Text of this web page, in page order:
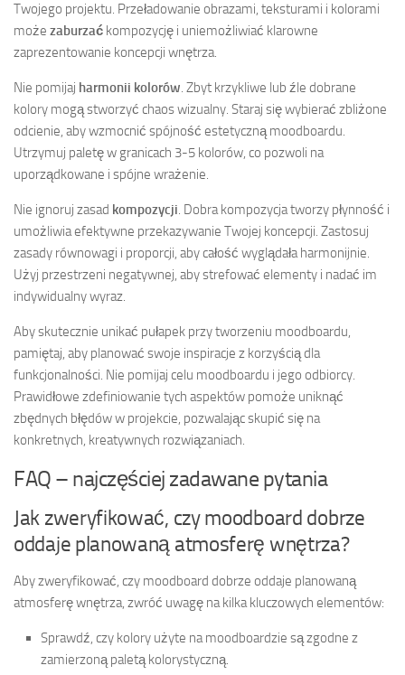
Twojego projektu. Przeładowanie obrazami, teksturami i kolorami
może zaburzać kompozycję i uniemożliwiać klarowne
zaprezentowanie koncepcji wnętrza.
Nie pomijaj harmonii kolorów. Zbyt krzykliwe lub źle dobrane
kolory mogą stworzyć chaos wizualny. Staraj się wybierać zbliżone
odcienie, aby wzmocnić spójność estetyczną moodboardu.
Utrzymuj paletę w granicach 3-5 kolorów, co pozwoli na
uporządkowane i spójne wrażenie.
Nie ignoruj zasad kompozycji. Dobra kompozycja tworzy płynność i
umożliwia efektywne przekazywanie Twojej koncepcji. Zastosuj
zasady równowagi i proporcji, aby całość wyglądała harmonijnie.
Użyj przestrzeni negatywnej, aby strefować elementy i nadać im
indywidualny wyraz.
Aby skutecznie unikać pułapek przy tworzeniu moodboardu,
pamiętaj, aby planować swoje inspiracje z korzyścią dla
funkcjonalności. Nie pomijaj celu moodboardu i jego odbiorcy.
Prawidłowe zdefiniowanie tych aspektów pomoże uniknąć
zbędnych błędów w projekcie, pozwalając skupić się na
konkretnych, kreatywnych rozwiązaniach.
FAQ – najczęściej zadawane pytania
Jak zweryfikować, czy moodboard dobrze
oddaje planowaną atmosferę wnętrza?
Aby zweryfikować, czy moodboard dobrze oddaje planowaną
atmosferę wnętrza, zwróć uwagę na kilka kluczowych elementów:
Sprawdź, czy kolory użyte na moodboardzie są zgodne z
zamierzoną paletą kolorystyczną.